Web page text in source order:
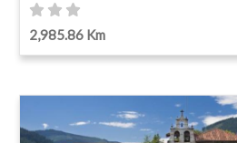
2,985.86 Km